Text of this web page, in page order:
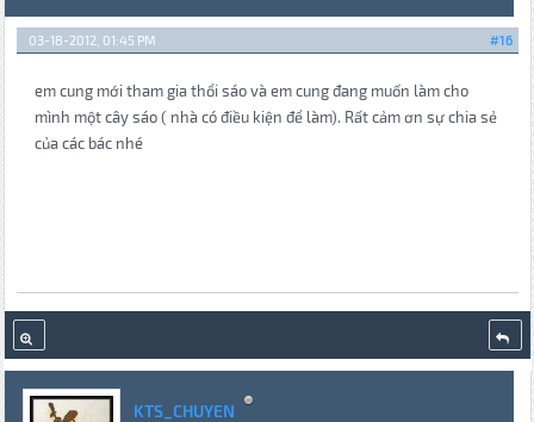
#16
03-18-2012, 01:45 PM
em cung mới tham gia thổi sáo và em cung đang muốn làm cho
mình một cây sáo ( nhà có điều kiện để làm). Rất cảm ơn sự chia sẻ
của các bác nhé
KTS_CHUYEN